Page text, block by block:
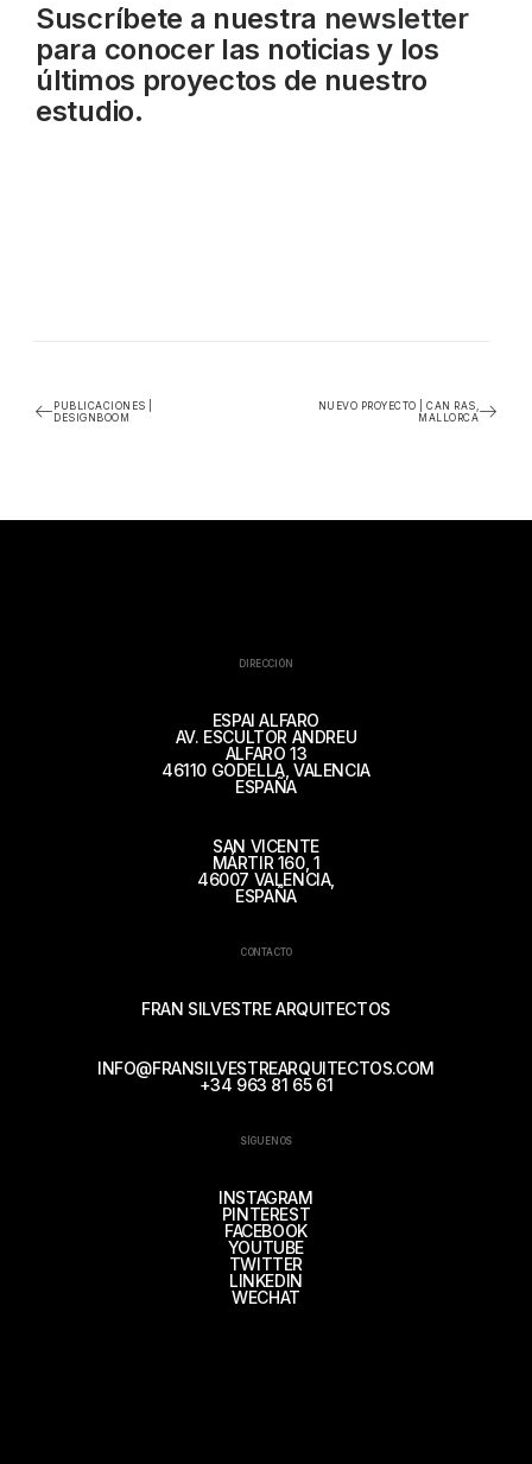
Suscríbete a nuestra newsletter
para conocer las noticias y los
últimos proyectos de nuestro
estudio.
PUBLICACIONES |
DESIGNBOOM
NUEVO PROYECTO | CAN RAS,
MALLORCA
DIRECCIÓN
ESPAI ALFARO
AV. ESCULTOR ANDREU
ALFARO 13
46110 GODELLA, VALENCIA
ESPAÑA
SAN VICENTE
MÁRTIR 160, 1
46007 VALENCIA,
ESPAÑA
CONTACTO
FRAN SILVESTRE ARQUITECTOS
INFO@FRANSILVESTREARQUITECTOS.COM
+34 963 81 65 61
SÍGUENOS
INSTAGRAM
PINTEREST
FACEBOOK
YOUTUBE
TWITTER
LINKEDIN
WECHAT